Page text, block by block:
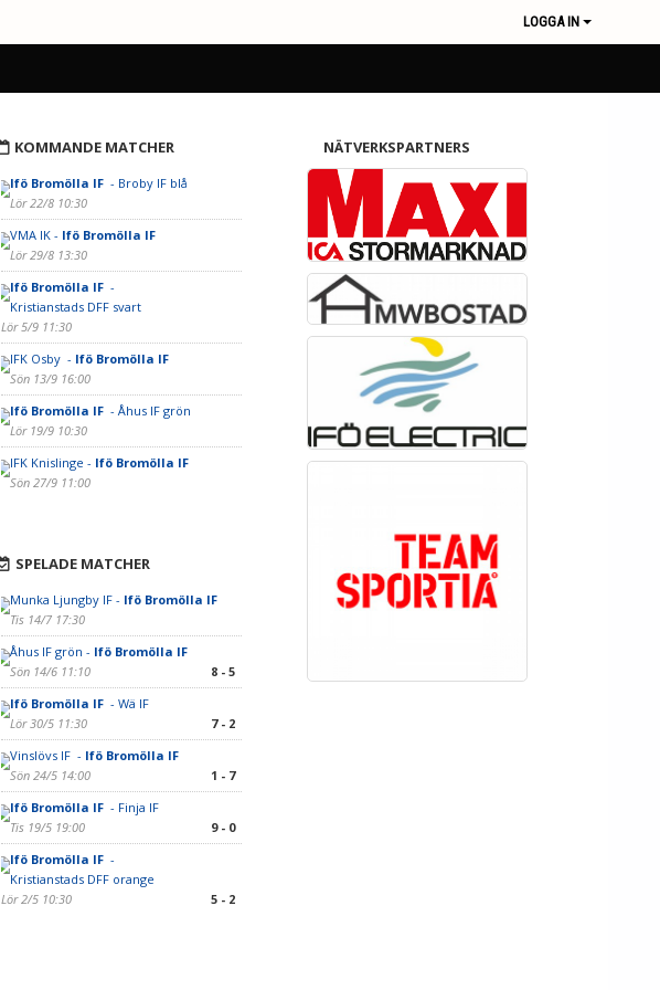
LOGGA IN
KOMMANDE MATCHER
Ifö Bromölla IF - Broby IF blå
Lör 22/8 10:30
VMA IK - Ifö Bromölla IF
Lör 29/8 13:30
Ifö Bromölla IF -
Kristianstads DFF svart
Lör 5/9 11:30
IFK Osby - Ifö Bromölla IF
Sön 13/9 16:00
Ifö Bromölla IF - Åhus IF grön
Lör 19/9 10:30
IFK Knislinge - Ifö Bromölla IF
Sön 27/9 11:00
SPELADE MATCHER
Munka Ljungby IF - Ifö Bromölla IF
Tis 14/7 17:30
Åhus IF grön - Ifö Bromölla IF
Sön 14/6 11:10
8 - 5
Ifö Bromölla IF - Wä IF
Lör 30/5 11:30
7 - 2
Vinslövs IF - Ifö Bromölla IF
Sön 24/5 14:00
1 - 7
Ifö Bromölla IF - Finja IF
Tis 19/5 19:00
9 - 0
Ifö Bromölla IF -
Kristianstads DFF orange
Lör 2/5 10:30
5 - 2
NÄTVERKSPARTNERS